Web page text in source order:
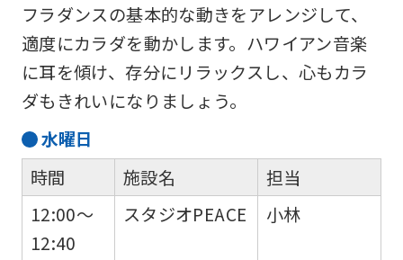
フラダンスの基本的な動きをアレンジして、
適度にカラダを動かします。ハワイアン音楽
に耳を傾け、存分にリラックスし、心もカラ
ダもきれいになりましょう。
水曜日
時間
12:00～
12:40
施設名
スタジオPEACE
担当
小林
this
before
using
the
Automatic